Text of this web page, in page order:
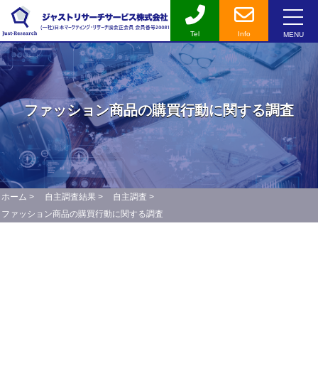
Tel Info MENU
ファッション商品の購買行動に関する調査
ホーム > 自主調査結果> 自主調査 >
ファッション商品の購買行動に関する調査